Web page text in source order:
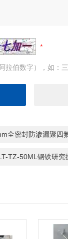
拉伯数字），如：
全密封防渗漏聚四氟乙
50ML钢铁研究振实密度